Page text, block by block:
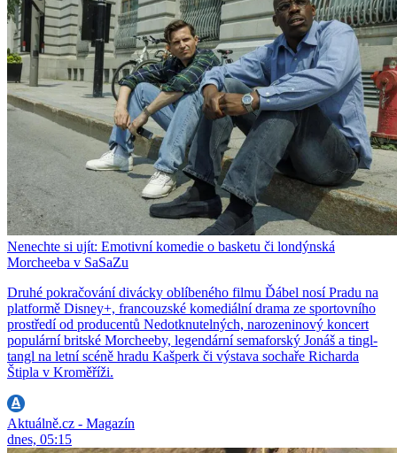
Nenechte si ujít: Emotivní komedie o basketu či londýnská
Morcheeba v SaSaZu
Druhé pokračování divácky oblíbeného filmu Ďábel nosí Pradu na
platformě Disney+, francouzské komediální drama ze sportovního
prostředí od producentů Nedotknutelných, narozeninový koncert
populární britské Morcheeby, legendární semaforský Jonáš a tingl-
tangl na letní scéně hradu Kašperk či výstava sochaře Richarda
Štipla v Kroměříži.
Aktuálně.cz - Magazín
dnes, 05:15